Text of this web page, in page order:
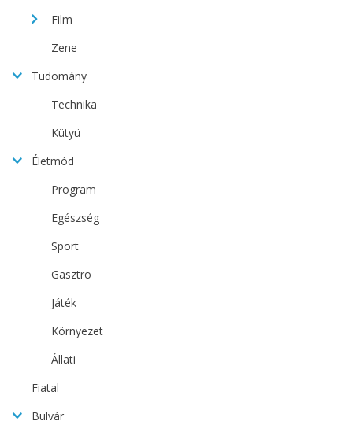
Film
Zene
Tudomány
Technika
Kütyü
Életmód
Program
Egészség
Sport
Gasztro
Játék
Környezet
Állati
Fiatal
Bulvár